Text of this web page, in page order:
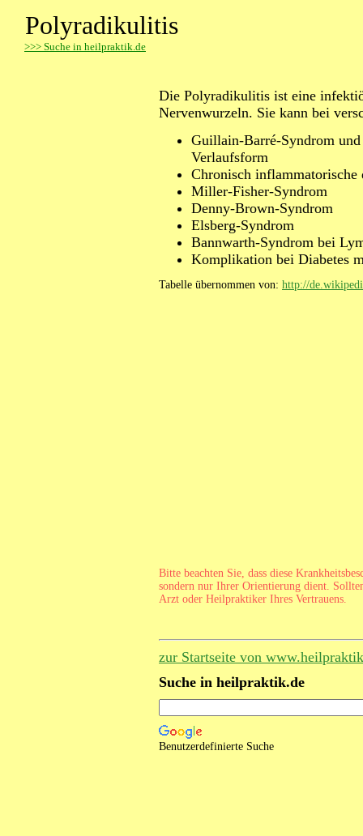
Polyradikulitis
>>> Suche in heilpraktik.de
Die Polyradikulitis ist eine
Nervenwurzeln. Sie kann bei
Guillain-Barré-Syndrom
Verlaufsform
Chronisch
Miller-Fisher-Syndrom
Denny-Brown-Syndrom
Elsberg-Syndrom
Bannwarth-Syndrom bei
Komplikation bei Diabetes
Tabelle übernommen von: http://
Bitte beachten Sie, dass diese
sondern nur Ihrer Orientierung dient.
Arzt oder Heilpraktiker Ihres Vertrauens.
zur Startseite von
Suche in heilpraktik.de
Benutzerdefinierte Suche